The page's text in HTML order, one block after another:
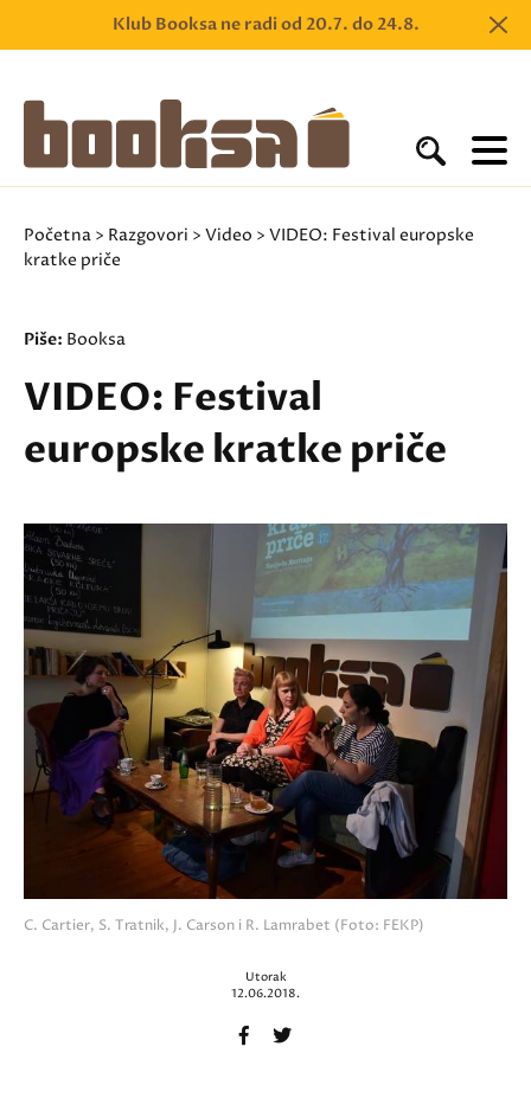
Klub Booksa ne radi od 20.7. do 24.8.
Početna > Razgovori > Video > VIDEO: Festival europske
kratke priče
Piše: Booksa
VIDEO: Festival
europske kratke priče
C. Cartier, S. Tratnik, J. Carson i R. Lamrabet (Foto: FEKP)
Utorak
12.06.2018.